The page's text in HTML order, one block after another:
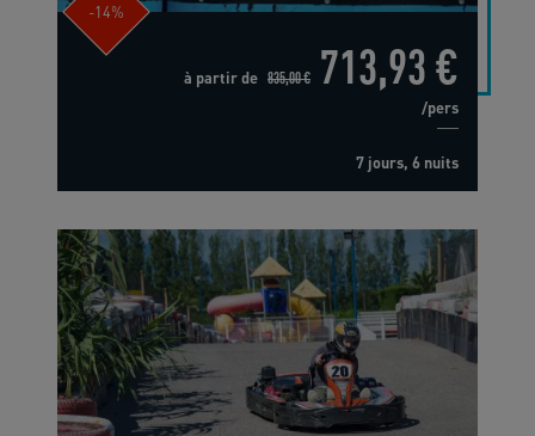
-14%
à partir de 835,00 € 713,93 €
/pers
7 jours, 6 nuits